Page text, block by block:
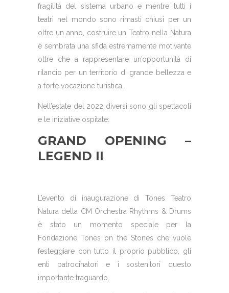
fragilità del sistema urbano e mentre tutti i
teatri nel mondo sono rimasti chiusi per un
oltre un anno, costruire un Teatro nella Natura
è sembrata una sfida estremamente motivante
oltre che a rappresentare un’opportunità di
rilancio per un territorio di grande bellezza e
a forte vocazione turistica.
Nell’estate del 2022 diversi sono gli spettacoli
e le iniziative ospitate:
GRAND OPENING –
LEGEND II
L’evento di inaugurazione di Tones Teatro
Natura della CM Orchestra Rhythms & Drums
è stato un momento speciale per la
Fondazione Tones on the Stones che vuole
festeggiare con tutto il proprio pubblico, gli
enti patrocinatori e i sostenitori questo
importante traguardo.